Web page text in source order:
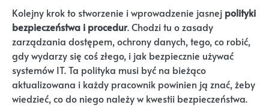
Kolejny krok to stworzenie i wprowadzenie jasnej polityki
bezpieczeństwa i procedur. Chodzi tu o zasady
zarządzania dostępem, ochrony danych, tego, co robić,
gdy wydarzy się coś złego, i jak bezpiecznie używać
systemów IT. Ta polityka musi być na bieżąco
aktualizowana i każdy pracownik powinien ją znać, żeby
wiedzieć, co do niego należy w kwestii bezpieczeństwa.